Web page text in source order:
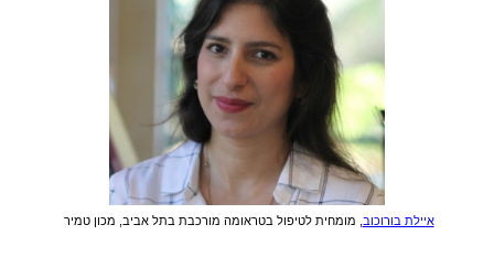
איילת בורוכוב , מומחית לטיפול בטראומה מורכבת בתל אביב, מכון טמיר